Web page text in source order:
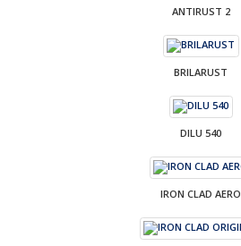
ANTIRUST 2
BRILARUST
DILU 540
IRON CLAD AERO